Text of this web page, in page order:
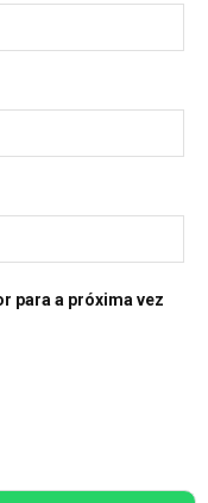
para a próxima vez